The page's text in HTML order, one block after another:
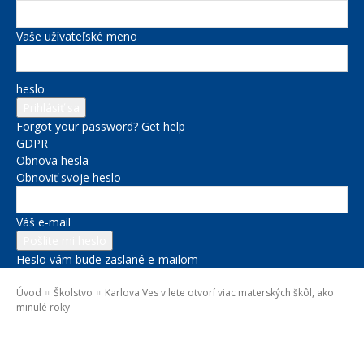
Vaše užívateľské meno
heslo
Forgot your password? Get help
GDPR
Obnova hesla
Obnoviť svoje heslo
Váš e-mail
Heslo vám bude zaslané e-mailom
Úvod Školstvo
Karlova Ves v lete otvorí viac materských škôl, ako
minulé roky